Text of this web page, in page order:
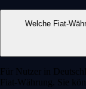
Welche Fiat-
Für Nutzer in
Fiat-Währung. Sie